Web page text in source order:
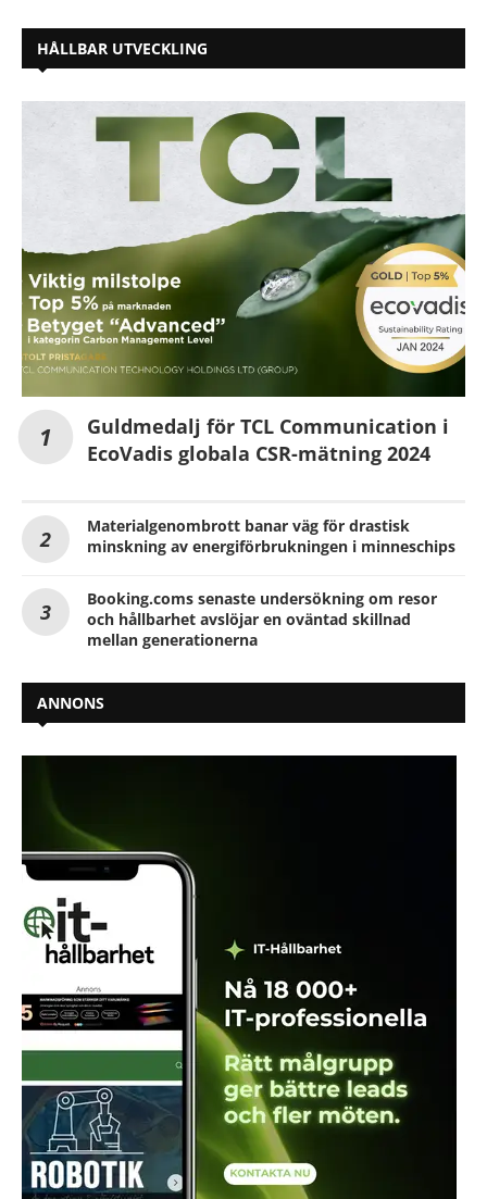
HÅLLBAR UTVECKLING
Guldmedalj för TCL Communication i
EcoVadis globala CSR-mätning 2024
Materialgenombrott banar väg för drastisk
minskning av energiförbrukningen i minneschips
Booking.coms senaste undersökning om resor
och hållbarhet avslöjar en oväntad skillnad
mellan generationerna
ANNONS